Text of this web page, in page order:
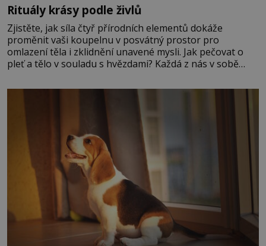
Rituály krásy podle živlů
Zjistěte, jak síla čtyř přírodních elementů dokáže
proměnit vaši koupelnu v posvátný prostor pro
omlazení těla i zklidnění unavené mysli. Jak pečovat o
pleť a tělo v souladu s hvězdami? Každá z nás v sobě
povaze, ale i v potřebách naší pokožky. Ohnivá znamení
Ženy narozené ve znamení Berana, Lva a Střelce v sobě
nesou žár, odvahu a neutuchající elán. Vaše